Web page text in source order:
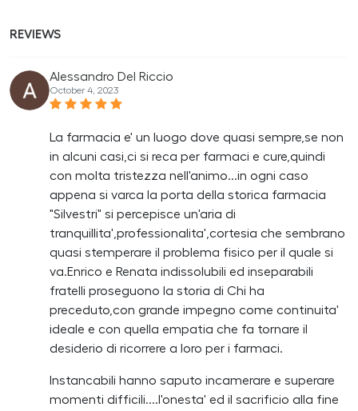
REVIEWS
Alessandro Del Riccio
October 4, 2023
La farmacia e' un luogo dove quasi sempre,se non
in alcuni casi,ci si reca per farmaci e cure,quindi
con molta tristezza nell'animo...in ogni caso
appena si varca la porta della storica farmacia
"Silvestri" si percepisce un'aria di
tranquillita',professionalita',cortesia che sembrano
quasi stemperare il problema fisico per il quale si
va.Enrico e Renata indissolubili ed inseparabili
fratelli proseguono la storia di Chi ha
preceduto,con grande impegno come continuita'
ideale e con quella empatia che fa tornare il
desiderio di ricorrere a loro per i farmaci.
Instancabili hanno saputo incamerare e superare
momenti difficili....l'onesta' ed il sacrificio alla fine